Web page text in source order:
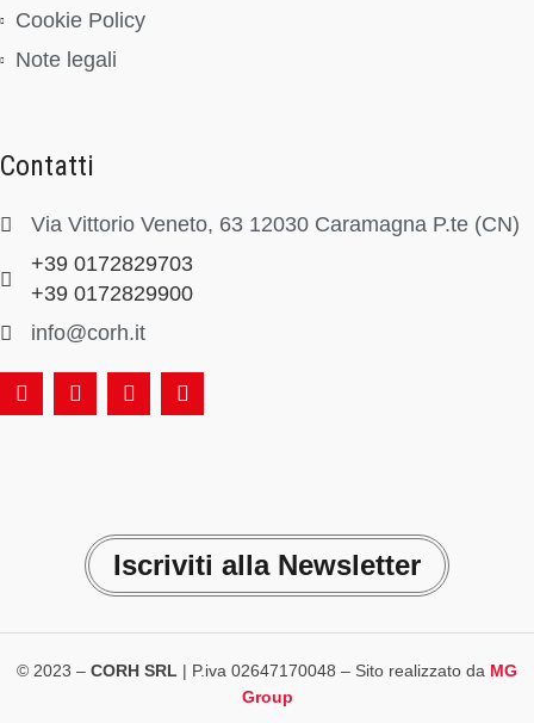
Cookie Policy
Note legali
Contatti
Via Vittorio Veneto, 63 12030 Caramagna P.te (CN)
+39 0172829703
+39 0172829900
info@corh.it
Iscriviti alla Newsletter
© 2023 – CORH SRL | P.iva 02647170048 – Sito realizzato da MG
Group